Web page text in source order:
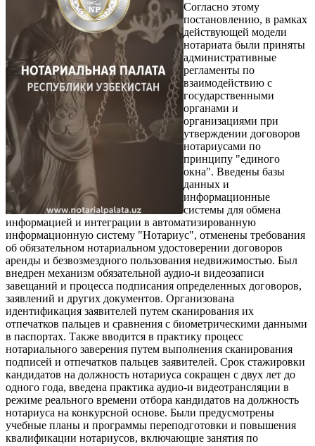
Согласно этому
постановлению, в рамках
действующей модели
нотариата были приняты
административные
регламенты по
взаимодействию с
государственными
органами и
организациями при
утверждении договоров
нотариусами по
принципу "единого
окна". Введены базы
данных и
информационные
системы для обмена
информацией и интеграции в автоматизированную
информационную систему "Нотариус", отменены требования
об обязательном нотариальном удостоверении договоров
аренды и безвозмездного пользования недвижимостью. Был
внедрен механизм обязательной аудио-и видеозаписи
завещаний и процесса подписания определенных договоров,
заявлений и других документов. Организована
идентификация заявителей путем сканирования их
отпечатков пальцев и сравнения с биометрическими данными
в паспортах. Также вводится в практику процесс
нотариального заверения путем выполнения сканирования
подписей и отпечатков пальцев заявителей. Срок стажировки
кандидатов на должность нотариуса сокращен с двух лет до
одного года, введена практика аудио-и видеотрансляции в
режиме реального времени отбора кандидатов на должность
нотариуса на конкурсной основе. Были предусмотрены
учебные планы и программы переподготовки и повышения
квалификации нотариусов, включающие занятия по